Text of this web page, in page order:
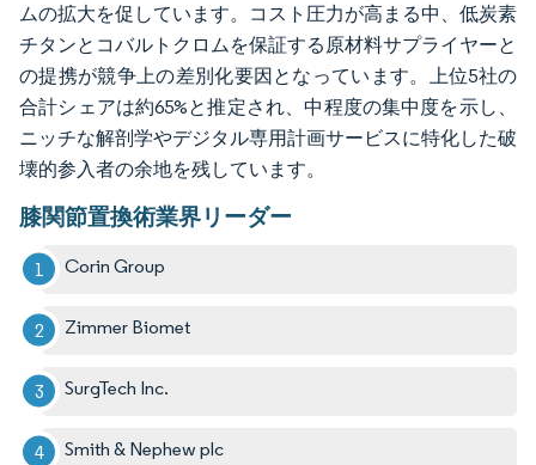
ムの拡大を促しています。コスト圧力が高まる中、低炭素
チタンとコバルトクロムを保証する原材料サプライヤーと
の提携が競争上の差別化要因となっています。上位5社の
合計シェアは約65%と推定され、中程度の集中度を示し、
ニッチな解剖学やデジタル専用計画サービスに特化した破
壊的参入者の余地を残しています。
膝関節置換術業界リーダー
Corin Group
Zimmer Biomet
SurgTech Inc.
Smith & Nephew plc